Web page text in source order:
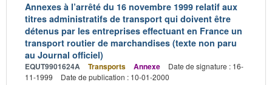
Annexes à l’arrêté du 16 novembre 1999 relatif aux
titres administratifs de transport qui doivent être
détenus par les entreprises effectuant en France un
transport routier de marchandises (texte non paru
au Journal officiel)
EQUT9901624A Transports Annexe
Date de signature : 16-
11-1999
Date de publication : 10-01-2000